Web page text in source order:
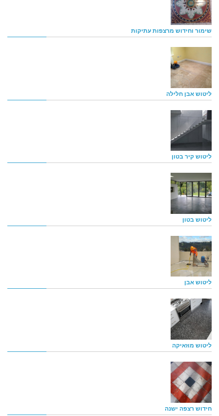
שימור וחידוש מרצפות עתיקות
ליטוש אבן חלילה
ליטוש קיר בטון
ליטוש בטון
ליטוש אבן
ליטוש מוזאיקה
חידוש רצפה ישנה